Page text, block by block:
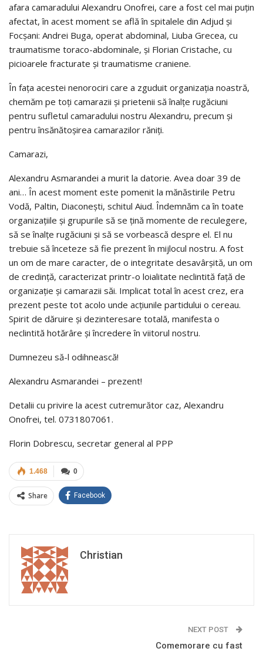
afara camaradului Alexandru Onofrei, care a fost cel mai puţin
afectat, în acest moment se află în spitalele din Adjud şi
Focşani: Andrei Buga, operat abdominal, Liuba Grecea, cu
traumatisme toraco-abdominale, şi Florian Cristache, cu
picioarele fracturate şi traumatisme craniene.
În faţa acestei nenorociri care a zguduit organizaţia noastră,
chemăm pe toţi camarazii şi prietenii să înalţe rugăciuni
pentru sufletul camaradului nostru Alexandru, precum şi
pentru însănătoşirea camarazilor răniţi.
Camarazi,
Alexandru Asmarandei a murit la datorie. Avea doar 39 de
ani… În acest moment este pomenit la mănăstirile Petru
Vodă, Paltin, Diaconeşti, schitul Aiud. Îndemnăm ca în toate
organizaţiile şi grupurile să se ţină momente de reculegere,
să se înalţe rugăciuni şi să se vorbească despre el. El nu
trebuie să înceteze să fie prezent în mijlocul nostru. A fost
un om de mare caracter, de o integritate desavârşită, un om
de credinţă, caracterizat printr-o loialitate neclintită faţă de
organizaţie şi camarazii săi. Implicat total în acest crez, era
prezent peste tot acolo unde acţiunile partidului o cereau.
Spirit de dăruire şi dezinteresare totală, manifesta o
neclintită hotărâre şi încredere în viitorul nostru.
Dumnezeu să-l odihnească!
Alexandru Asmarandei – prezent!
Detalii cu privire la acest cutremurător caz, Alexandru
Onofrei, tel. 0731807061.
Florin Dobrescu, secretar general al PPP
0
1.468
Share Facebook
Christian
NEXT POST
Comemorare cu fast